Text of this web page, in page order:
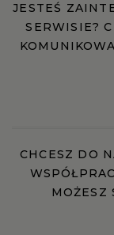
JESTEŚ
SERWISIE?
CHCESZ DO
MOŻESZ